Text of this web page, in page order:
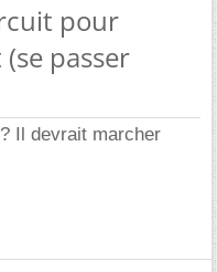
pour
passer
Il devrait marcher